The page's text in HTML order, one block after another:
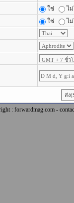
ใช่
ไ
ใช่
ไ
: forwardmag.com -